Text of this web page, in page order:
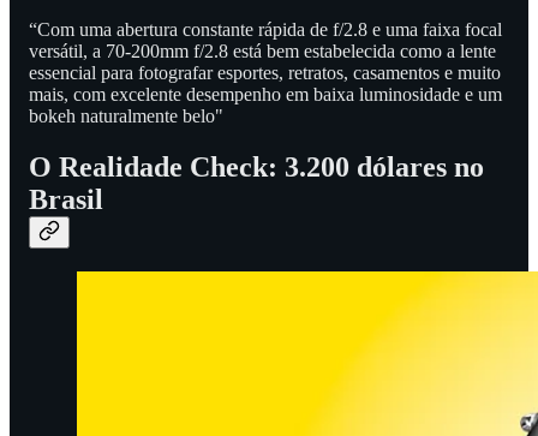
“Com uma abertura constante rápida de f/2.8 e uma faixa focal
versátil, a 70-200mm f/2.8 está bem estabelecida como a lente
essencial para fotografar esportes, retratos, casamentos e muito
mais, com excelente desempenho em baixa luminosidade e um
bokeh naturalmente belo"
O Realidade Check: 3.200 dólares no
Brasil